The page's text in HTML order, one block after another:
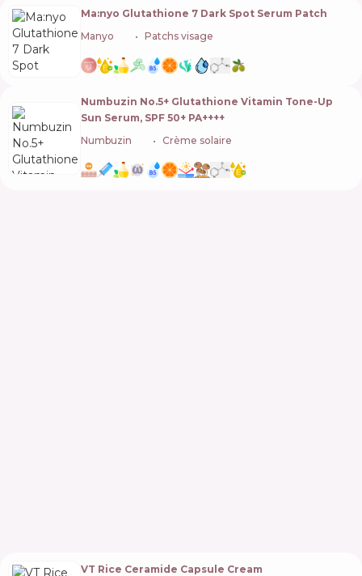
Ma:nyo Glutathione 7 Dark Spot Serum Patch
Manyo
Patchs visage
Numbuzin No.5+ Glutathione Vitamin Tone-Up
Sun Serum, SPF 50+ PA++++
Numbuzin
Crème solaire
VT Rice Ceramide Capsule Cream